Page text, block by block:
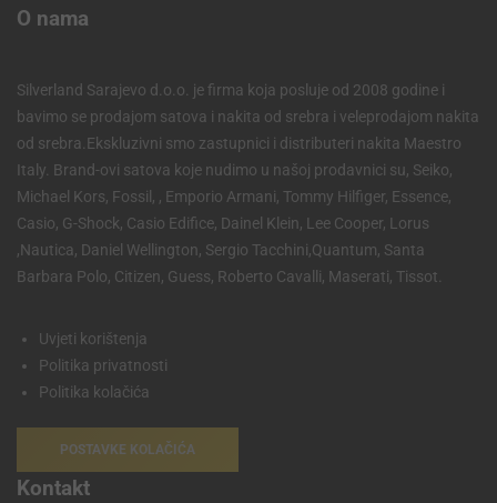
O nama
Silverland Sarajevo d.o.o. je firma koja posluje od 2008 godine i
bavimo se prodajom satova i nakita od srebra i veleprodajom nakita
od srebra.Ekskluzivni smo zastupnici i distributeri nakita Maestro
Italy. Brand-ovi satova koje nudimo u našoj prodavnici su, Seiko,
Michael Kors, Fossil, , Emporio Armani, Tommy Hilfiger, Essence,
Casio, G-Shock, Casio Edifice, Dainel Klein, Lee Cooper, Lorus
,Nautica, Daniel Wellington, Sergio Tacchini,Quantum, Santa
Barbara Polo, Citizen, Guess, Roberto Cavalli, Maserati, Tissot.
Uvjeti korištenja
Politika privatnosti
Politika kolačića
POSTAVKE KOLAČIĆA
Kontakt